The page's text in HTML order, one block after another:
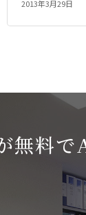
2013年3月29日
無料